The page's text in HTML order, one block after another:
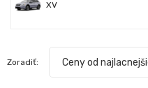
XV
Zoradiť: Ceny od